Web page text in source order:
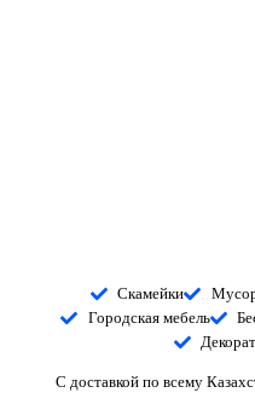
Скамейки
Городская мебель
С доставкой по всему